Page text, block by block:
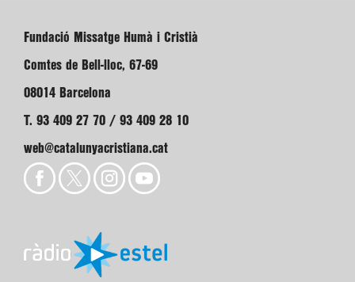
Fundació Missatge Humà i Cristià
Comtes de Bell-lloc, 67-69
08014 Barcelona
T. 93 409 27 70 / 93 409 28 10
web@catalunyacristiana.cat